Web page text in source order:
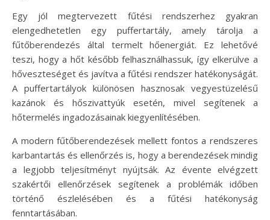
Egy jól megtervezett fűtési rendszerhez gyakran
elengedhetetlen egy puffertartály, amely tárolja a
fűtőberendezés által termelt hőenergiát. Ez lehetővé
teszi, hogy a hőt később felhasználhassuk, így elkerülve a
hőveszteséget és javítva a fűtési rendszer hatékonyságát.
A puffertartályok különösen hasznosak vegyestüzelésű
kazánok és hőszivattyúk esetén, mivel segítenek a
hőtermelés ingadozásainak kiegyenlítésében.
A modern fűtőberendezések mellett fontos a rendszeres
karbantartás és ellenőrzés is, hogy a berendezések mindig
a legjobb teljesítményt nyújtsák. Az évente elvégzett
szakértői ellenőrzések segítenek a problémák időben
történő észlelésében és a fűtési hatékonyság
fenntartásában.